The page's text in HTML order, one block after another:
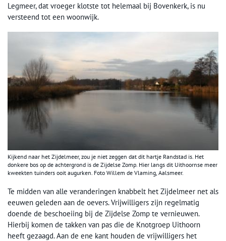
Legmeer, dat vroeger klotste tot helemaal bij Bovenkerk, is nu
versteend tot een woonwijk.
Kijkend naar het Zijdelmeer, zou je niet zeggen dat dit hartje Randstad is. Het
donkere bos op de achtergrond is de Zijdelse Zomp. Hier langs dit Uithoornse meer
kweekten tuinders ooit augurken. Foto Willem de Vlaming, Aalsmeer.
Te midden van alle veranderingen knabbelt het Zijdelmeer net als
eeuwen geleden aan de oevers. Vrijwilligers zijn regelmatig
doende de beschoeiing bij de Zijdelse Zomp te vernieuwen.
Hierbij komen de takken van pas die de Knotgroep Uithoorn
heeft gezaagd. Aan de ene kant houden de vrijwilligers het